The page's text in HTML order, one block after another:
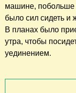
машине, побольше
было сил сидеть и
В планах было
утра, чтобы
уединением.